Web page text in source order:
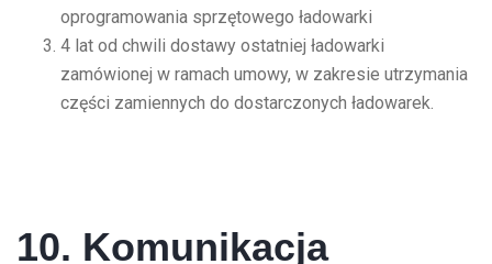
oprogramowania sprzętowego ładowarki
4 lat od chwili dostawy ostatniej ładowarki
zamówionej w ramach umowy, w zakresie utrzymania
części zamiennych do dostarczonych ładowarek.
10. Komunikacja